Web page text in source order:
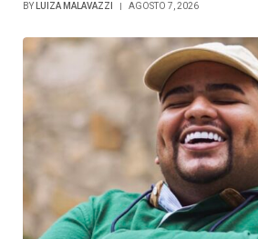
BY LUIZA MALAVAZZI AGOSTO 7, 2026